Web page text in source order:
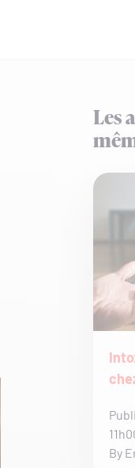
Les
By